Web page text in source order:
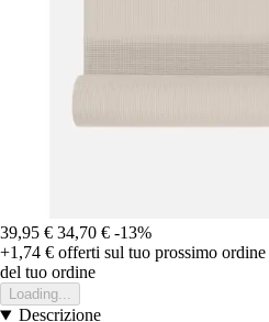
39,95 € 34,70 € -13%
+1,74 € offerti sul tuo prossimo ordine
del tuo ordine
Loading...
Descrizione